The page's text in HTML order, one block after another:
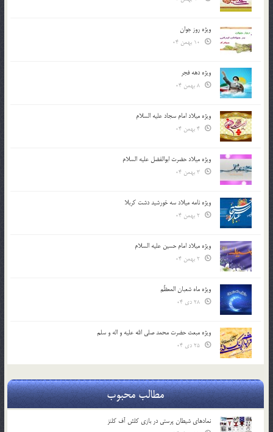
ویژه روز جوان
ویژه دهه فجر
ویژه میلاد امام سجاد علیه السلام
ویژه میلاد حضرت ابوالفضل علیه السلام
ویژه نامه میلاد سه خورشید دشت کربلا
ویژه میلاد امام حسین علیه السلام
ویژه ماه شعبان المعظّم
ویژه مبعث حضرت محمد صلی الله علیه و اله و سلم
مطالب محبوب
نمادهای شیطان پرستی در بازی کلش آف کلنز